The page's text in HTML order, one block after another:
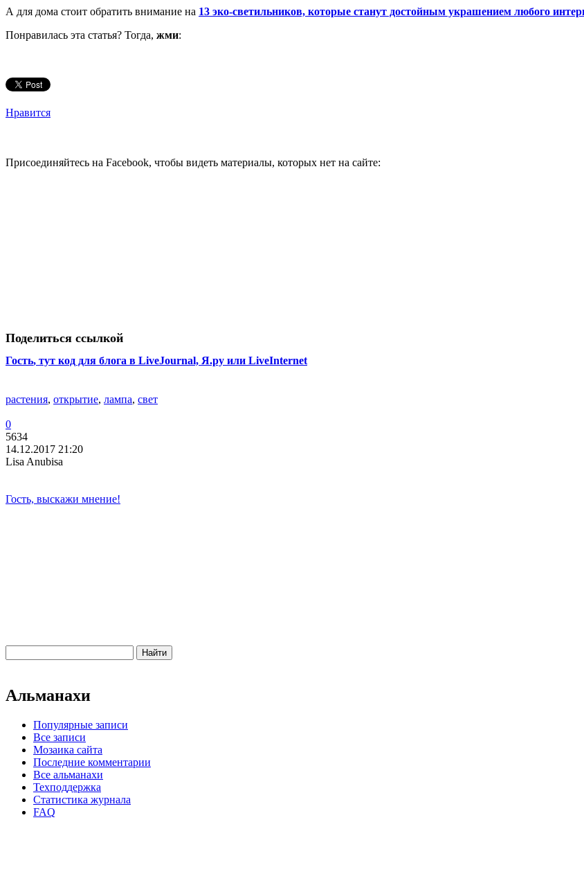
А для дома стоит обратить внимание на 13 эко-светильников, которые станут достойным украшением любого
Понравилась эта статья? Тогда, жми:
Нравится
Присоединяйтесь на Facebook, чтобы видеть материалы, которых нет на сайте:
Поделиться ссылкой
Гость, тут код для блога в LiveJournal, Я.ру или LiveInternet
растения, открытие, лампа, свет
0
5634
14.12.2017 21:20
Lisa Anubisa
Гость, выскажи мнение!
Альманахи
Популярные записи
Все записи
Мозаика сайта
Последние комментарии
Все альманахи
Техподдержка
Статистика журнала
FAQ